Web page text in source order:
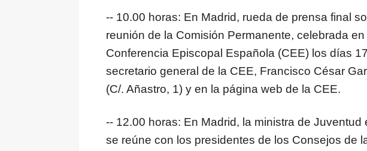
-- 10.00 horas: En Madrid, rueda de prensa final
reunión de la Comisión Permanente, celebrada
Conferencia Episcopal Española (CEE) los días
secretario general de la CEE, Francisco César
(C/. Añastro, 1) y en la página web de la CEE.
-- 12.00 horas: En Madrid, la ministra de Juventud
se reúne con los presidentes de los Consejos de